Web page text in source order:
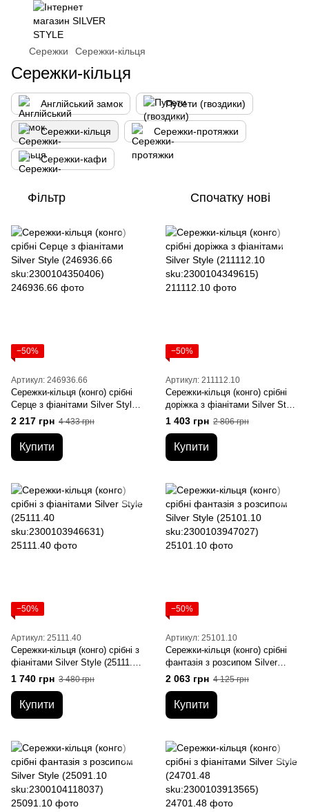
Сережки Сережки-кільця
Сережки-кільця
Англійський замок Пусети (гвоздики)
Сережки-кільця Сережки-протяжки
Сережки-кафи
Фільтр Спочатку нові
−50%
Артикул: 246936.66
Сережки-кільця (конго) срібні
Серце з фіанітами Silver Style
(246936.66 sku:2300104350406)
2 217 грн 4 433 грн
Купити
−50%
Артикул: 211112.10
Сережки-кільця (конго) срібні
доріжка з фіанітами Silver Style
(211112.10 sku:2300104349615)
1 403 грн 2 806 грн
Купити
−50%
Артикул: 25111.40
Сережки-кільця (конго) срібні з
фіанітами Silver Style (25111.40
sku:2300103946631)
1 740 грн 3 480 грн
Купити
−50%
Артикул: 25101.10
Сережки-кільця (конго) срібні
фантазія з розсипом Silver
Style (25101.10
sku:2300103947027)
2 063 грн 4 125 грн
Купити